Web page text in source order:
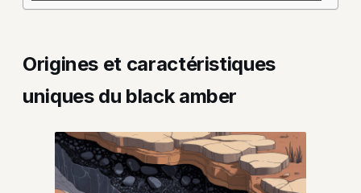
Origines et caractéristiques
uniques du black amber